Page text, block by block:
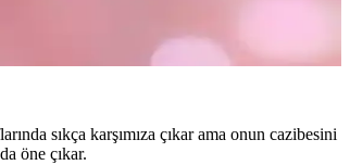
sıkça karşımıza çıkar ama onun cazibesini
öne çıkar.